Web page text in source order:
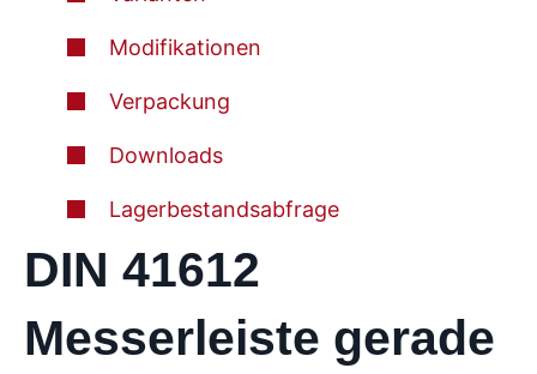
Modifikationen
Verpackung
Downloads
Lagerbestandsabfrage
DIN 41612
Messerleiste gerade